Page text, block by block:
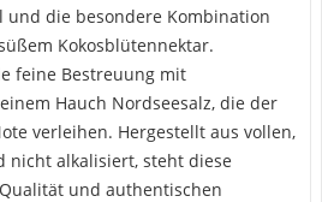
und die besondere Kombination
Kokosblütennektar.
feine Bestreuung mit
Hauch Nordseesalz, die der
verleihen. Hergestellt aus vollen,
nicht alkalisiert, steht diese
und authentischen